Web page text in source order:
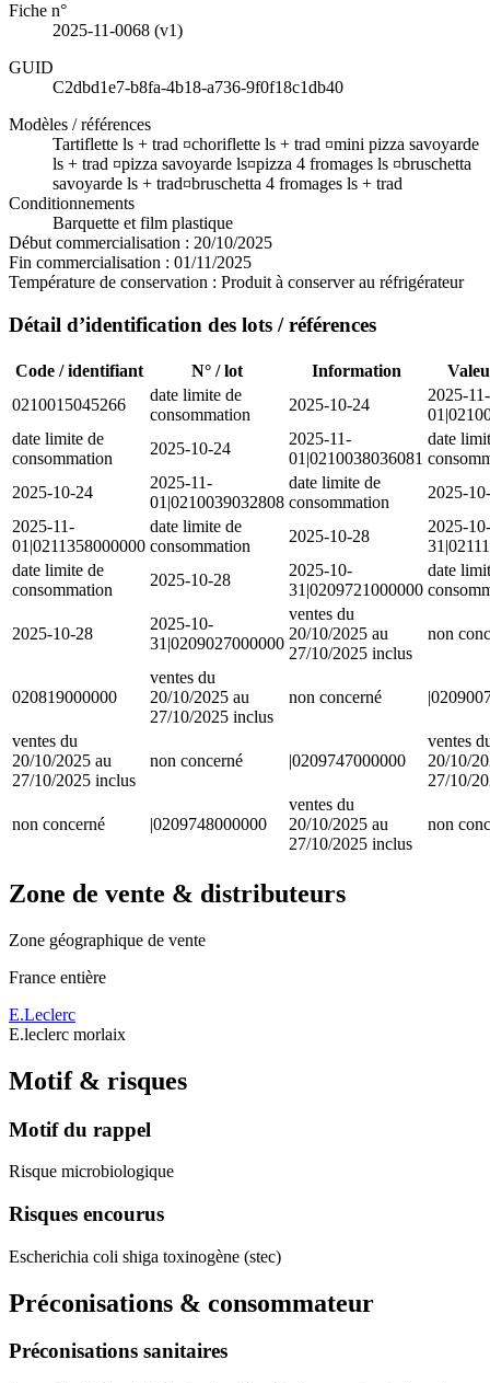
Fiche n°
2025-11-0068 (v1)
GUID
C2dbd1e7-b8fa-4b18-a736-9f0f18c1db40
Modèles / références
Tartiflette ls + trad ¤choriflette ls + trad ¤mini pizza savoyarde
ls + trad ¤pizza savoyarde ls¤pizza 4 fromages ls ¤bruschetta
savoyarde ls + trad¤bruschetta 4 fromages ls + trad
Conditionnements
Barquette et film plastique
Début commercialisation : 20/10/2025
Fin commercialisation : 01/11/2025
Température de conservation : Produit à conserver au réfrigérateur
Détail d’identification des lots / références
Code / identifiant N° / lot Information
0210015045266
date limite de
consommation
2025-10-24
2025-11-
date limite de
consommation
2025-10-24
2025-11-
01|0210038036081
date
2025-10-24
2025-11-
01|0210039032808
date limite de
consommation
2025-
2025-11-
01|0211358000000
date limite de
consommation
2025-10-28
2025-10-
date limite de
consommation
2025-10-28
2025-10-
31|0209721000000
date
2025-10-28
2025-10-
31|0209027000000
ventes du
20/10/2025 au
27/10/2025 inclus
non
020819000000
ventes du
20/10/2025 au
27/10/2025 inclus
non concerné
ventes du
20/10/2025 au
27/10/2025 inclus
non concerné |0209747000000
ventes
20/10/
27/10/
non concerné |0209748000000
ventes du
20/10/2025 au
27/10/2025 inclus
non
Zone de vente & distributeurs
Zone géographique de vente
France entière
E.Leclerc
E.leclerc morlaix
Motif & risques
Motif du rappel
Risque microbiologique
Risques encourus
Escherichia coli shiga toxinogène (stec)
Préconisations & consommateur
Préconisations sanitaires